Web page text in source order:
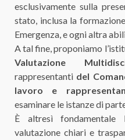
esclusivamente sulla
stato, inclusa la
Emergenza, e ogni altra
A tal fine, proponiamo
Valutazione
rappresentanti del
lavoro e
esaminare le istanze di
È altresì
valutazione chiari e